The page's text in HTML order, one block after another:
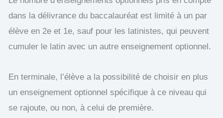
dans la délivrance du baccalauréat est limité à un par
élève en 2e et 1e, sauf pour les latinistes, qui peuvent
cumuler le latin avec un autre enseignement optionnel.
En terminale, l’élève a la possibilité de choisir en plus
un enseignement optionnel spécifique à ce niveau qui
se rajoute, ou non, à celui de première.